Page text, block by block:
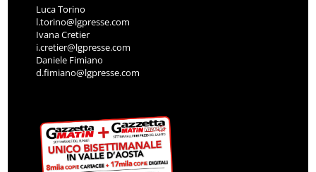
Luca Torino
l.torino@lgpresse.com
Ivana Cretier
i.cretier@lgpresse.com
Daniele Fimiano
d.fimiano@lgpresse.com